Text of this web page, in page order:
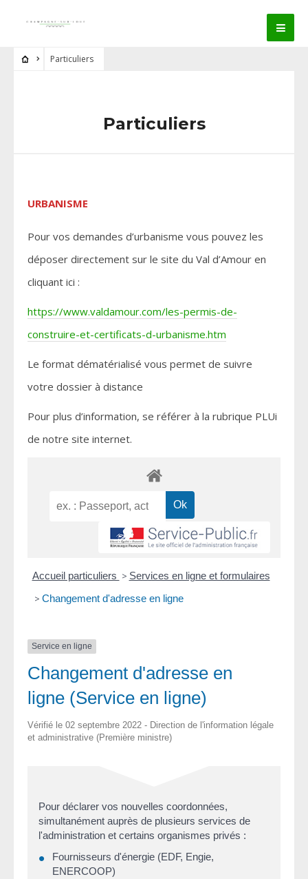
Particuliers
Particuliers
URBANISME
Pour vos demandes d’urbanisme vous pouvez les
déposer directement sur le site du Val d’Amour en
cliquant ici :
https://www.valdamour.com/les-permis-de-
construire-et-certificats-d-urbanisme.htm
Le format dématérialisé vous permet de suivre
votre dossier à distance
Pour plus d’information, se référer à la rubrique PLUi
de notre site internet.
Accueil particuliers > Services en ligne et formulaires
> Changement d'adresse en ligne
Service en ligne
Changement d'adresse en
ligne (Service en ligne)
Vérifié le 02 septembre 2022 - Direction de l'information légale
et administrative (Première ministre)
Pour déclarer vos nouvelles coordonnées,
simultanément auprès de plusieurs services de
l'administration et certains organismes privés :
Fournisseurs d'énergie (EDF, Engie,
ENERCOOP)